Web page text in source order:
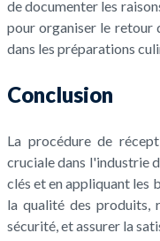
de documenter les
pour organiser le retour
dans les préparations
Conclusion
La procédure de
cruciale dans l'industrie
clés et en appliquant les
la qualité des produits,
sécurité, et assurer la